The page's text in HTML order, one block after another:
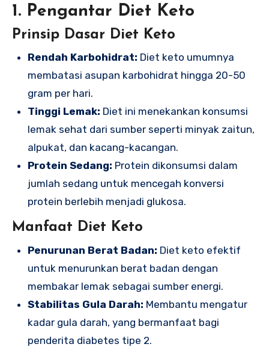
1. Pengantar Diet Keto
Prinsip Dasar Diet Keto
Rendah Karbohidrat: Diet keto umumnya
membatasi asupan karbohidrat hingga 20-50
gram per hari.
Tinggi Lemak: Diet ini menekankan konsumsi
lemak sehat dari sumber seperti minyak zaitun,
alpukat, dan kacang-kacangan.
Protein Sedang: Protein dikonsumsi dalam
jumlah sedang untuk mencegah konversi
protein berlebih menjadi glukosa.
Manfaat Diet Keto
Penurunan Berat Badan: Diet keto efektif
untuk menurunkan berat badan dengan
membakar lemak sebagai sumber energi.
Stabilitas Gula Darah: Membantu mengatur
kadar gula darah, yang bermanfaat bagi
penderita diabetes tipe 2.